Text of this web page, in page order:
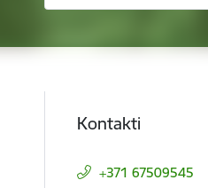
Kontakti
+371 67509545